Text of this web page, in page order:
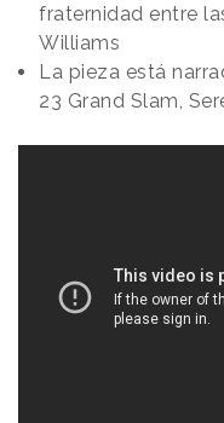
fraternidad entre
Williams
La pieza está
23 Grand Slam,